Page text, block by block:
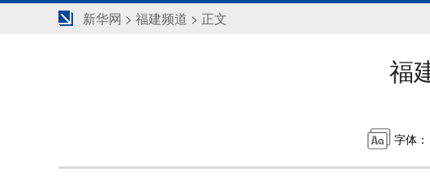
新华网 > 福建频道 > 正文
福
字体：